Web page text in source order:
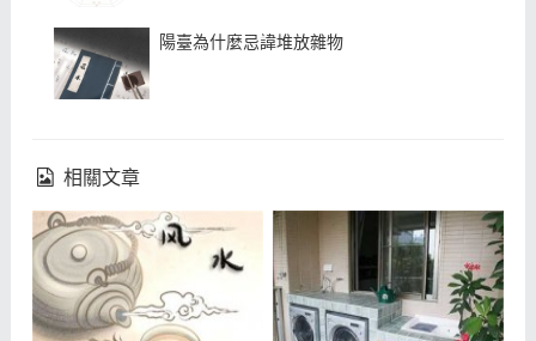
陽臺為什麼忌諱堆放雜物
相關文章